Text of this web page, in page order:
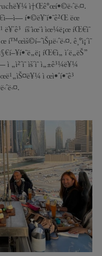
ì†Œê°œí•©ë‹ˆë‹¤.
í•©ë¥˜í•˜ê²Œ ëœ
ë¥´ê³ íš¨ìœ¨ì ìœ¼ë¡œ íŒ€ì˜
í™œìš©í–ˆìŠµë‹ˆë‹¤. ê¸°ì¡´ì˜
íŒ€ì„ ì´ë„ëŠ”
„ì²´ì˜ ìš´ì˜ ì„±ê³¼ë¥¼
ì œì•ˆí•˜ê³